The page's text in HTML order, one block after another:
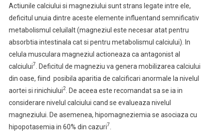
Actiunile calciului si magneziului sunt strans legate intre ele,
deficitul unuia dintre aceste elemente influentand semnificativ
metabolismul celuilalt (magneziul este necesar atat pentru
absorbtia intestinala cat si pentru metabolismul calciului). In
celula musculara magneziul actioneaza ca antagonist al
calciului7
. Deficitul de magneziu va genera mobilizarea calciului
din oase, fiind posibila aparitia de calcificari anormale la nivelul
aortei si rinichiului2. De aceea este recomandat sa se ia in
considerare nivelul calciului cand se evalueaza nivelul
magneziului. De asemenea, hipomagneziemia se asociaza cu
hipopotasemia in 60% din cazuri7